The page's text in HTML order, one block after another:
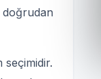
doğrudan